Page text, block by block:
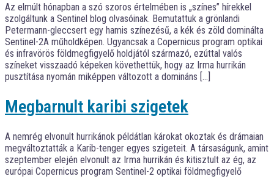
Az elmúlt hónapban a szó szoros értelmében is „színes” hírekkel
szolgáltunk a Sentinel blog olvasóinak. Bemutattuk a grönlandi
Petermann-gleccsert egy hamis színezésű, a kék és zöld dominálta
Sentinel-2A műholdképen. Ugyancsak a Copernicus program optikai
és infravörös földmegfigyelő holdjától származó, ezúttal valós
színeket visszaadó képeken követhettük, hogy az Irma hurrikán
pusztítása nyomán miképpen változott a domináns […]
Megbarnult karibi szigetek
A nemrég elvonult hurrikánok példátlan károkat okoztak és drámaian
megváltoztatták a Karib-tenger egyes szigeteit. A társaságunk, amint
szeptember elején elvonult az Irma hurrikán és kitisztult az ég, az
európai Copernicus program Sentinel-2 optikai földmegfigyelő